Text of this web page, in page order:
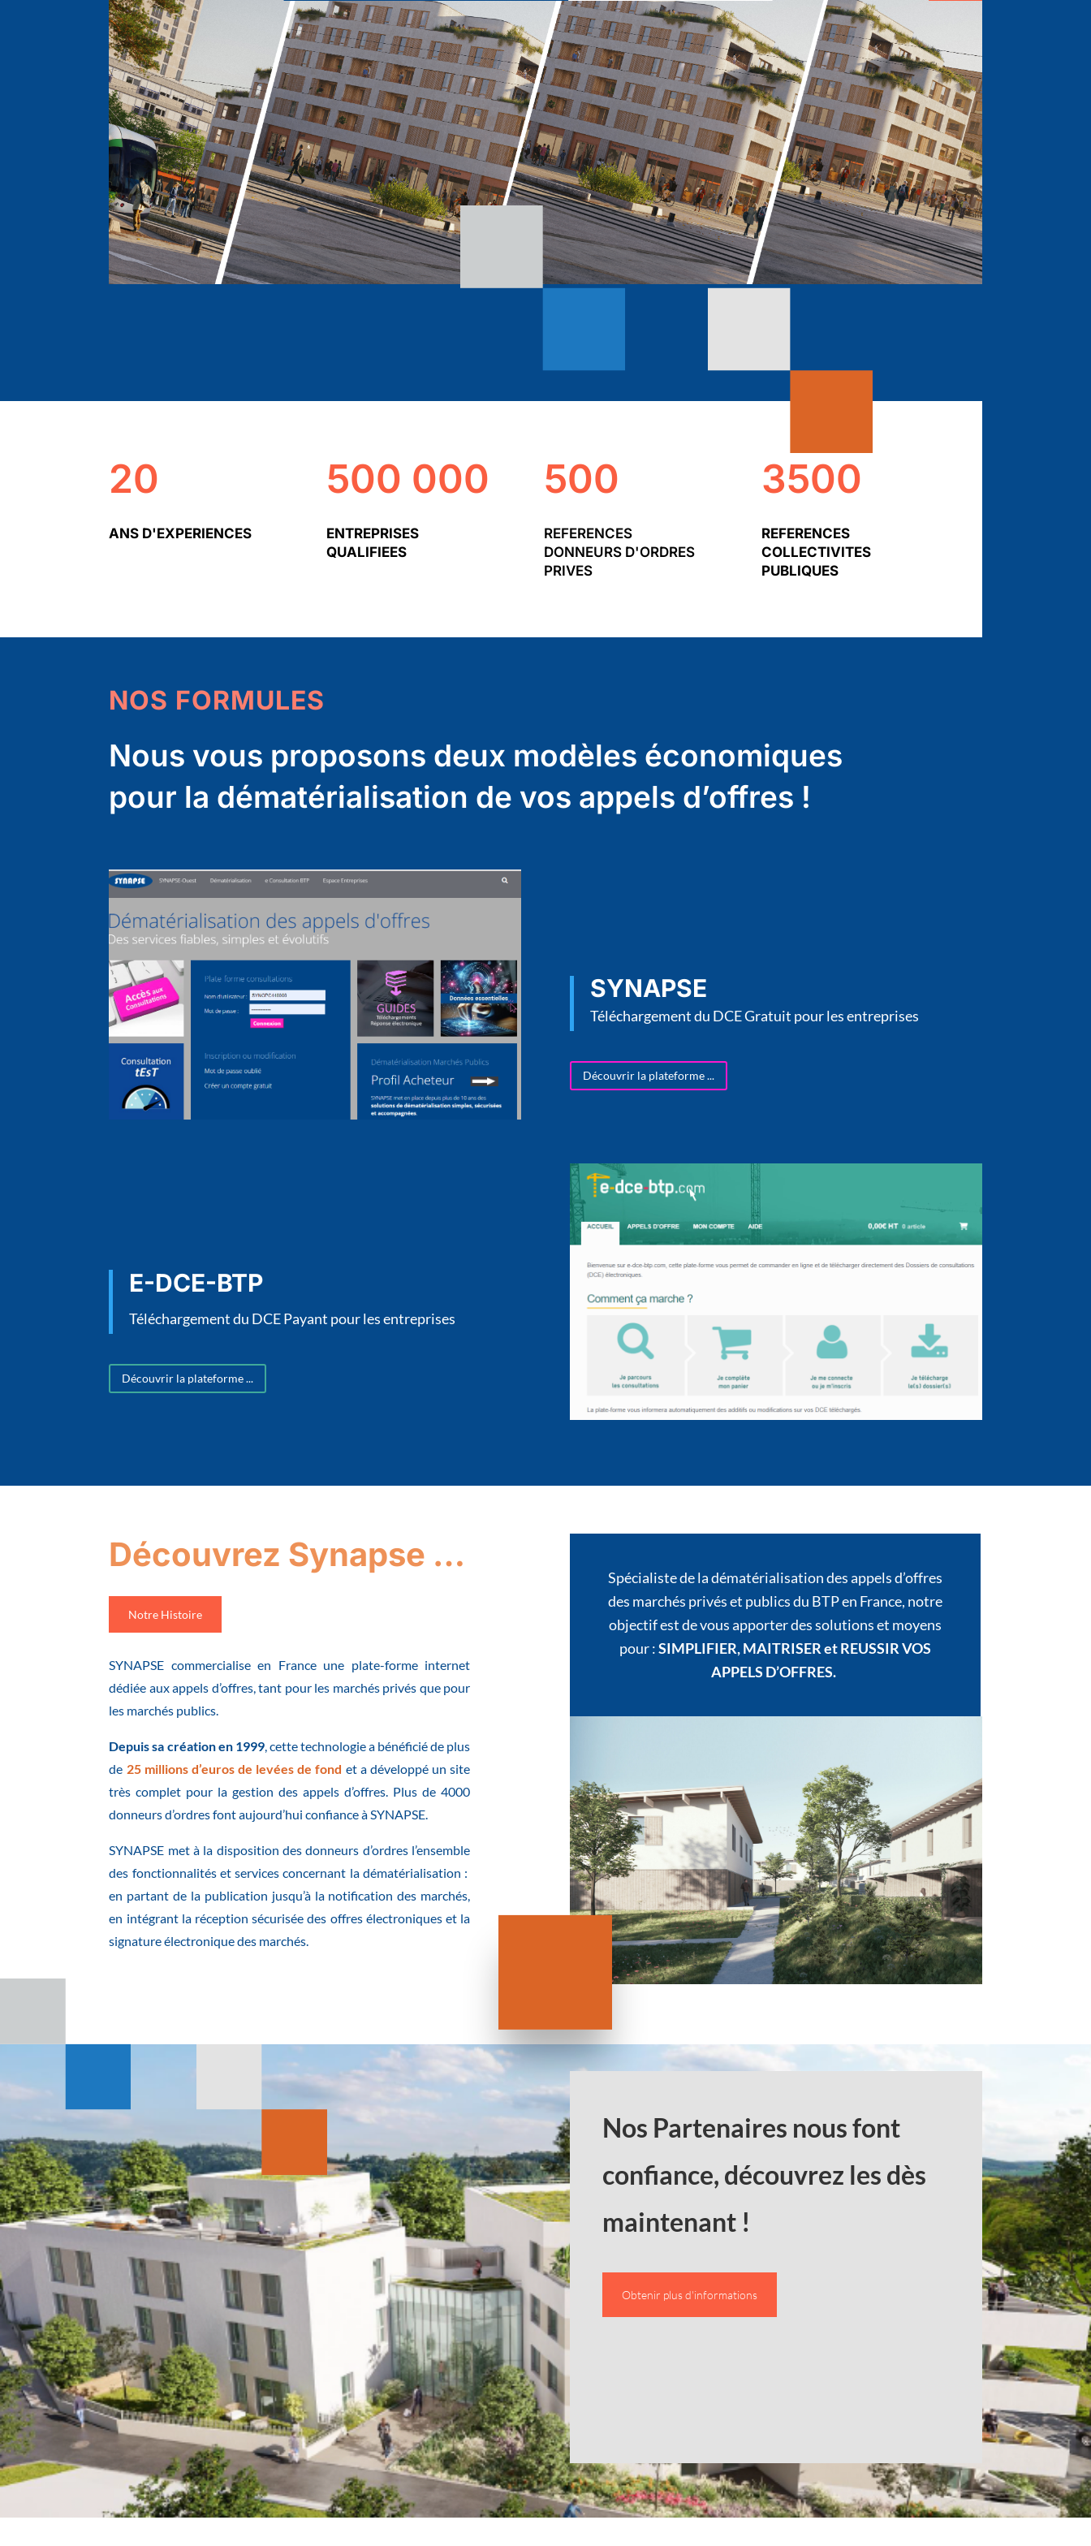
20
ANS D'EXPERIENCES
500 000
ENTREPRISES
QUALIFIEES
500
REFERENCES
DONNEURS D'ORDRES
PRIVES
3500
REFERENCES
COLLECTIVITES
PUBLIQUES
NOS FORMULES
Nous vous proposons deux modèles économiques
pour la dématérialisation de vos appels d’offres !
SYNAPSE
Téléchargement du DCE Gratuit pour les entreprises
Découvrir la plateforme ...
E-DCE-BTP
Téléchargement du DCE Payant pour les entreprises
Découvrir la plateforme ...
Découvrez Synapse …
Notre Histoire
SYNAPSE commercialise en France une plate-forme internet
dédiée aux appels d’offres, tant pour les marchés privés que pour
les marchés publics.
Depuis sa création en 1999, cette technologie a bénéficié de plus
de 25 millions d’euros de levées de fond et a développé un site
très complet pour la gestion des appels d’offres. Plus de 4000
donneurs d’ordres font aujourd’hui confiance à SYNAPSE.
SYNAPSE met à la disposition des donneurs d’ordres l’ensemble
des fonctionnalités et services concernant la dématérialisation :
en partant de la publication jusqu’à la notification des marchés,
en intégrant la réception sécurisée des offres électroniques et la
signature électronique des marchés.
Spécialiste de la dématérialisation des appels d’offres
des marchés privés et publics du BTP en France, notre
objectif est de vous apporter des solutions et moyens
pour :SIMPLIFIER, MAITRISER et REUSSIR VOS
APPELS D’OFFRES.
Nos Partenaires nous font
confiance, découvrez les dès
maintenant !
Obtenir plus d'informations